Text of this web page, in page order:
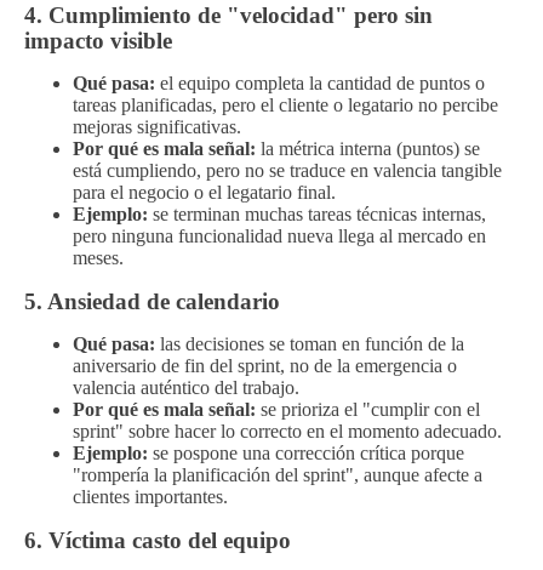
4. Cumplimiento de "velocidad" pero sin
impacto visible
Qué pasa: el equipo completa la cantidad de puntos o
tareas planificadas, pero el cliente o legatario no percibe
mejoras significativas.
Por qué es mala señal: la métrica interna (puntos) se
está cumpliendo, pero no se traduce en valencia tangible
para el negocio o el legatario final.
Ejemplo: se terminan muchas tareas técnicas internas,
pero ninguna funcionalidad nueva llega al mercado en
meses.
5. Ansiedad de calendario
Qué pasa: las decisiones se toman en función de la
aniversario de fin del sprint, no de la emergencia o
valencia auténtico del trabajo.
Por qué es mala señal: se prioriza el "cumplir con el
sprint" sobre hacer lo correcto en el momento adecuado.
Ejemplo: se pospone una corrección crítica porque
"rompería la planificación del sprint", aunque afecte a
clientes importantes.
6. Víctima casto del equipo